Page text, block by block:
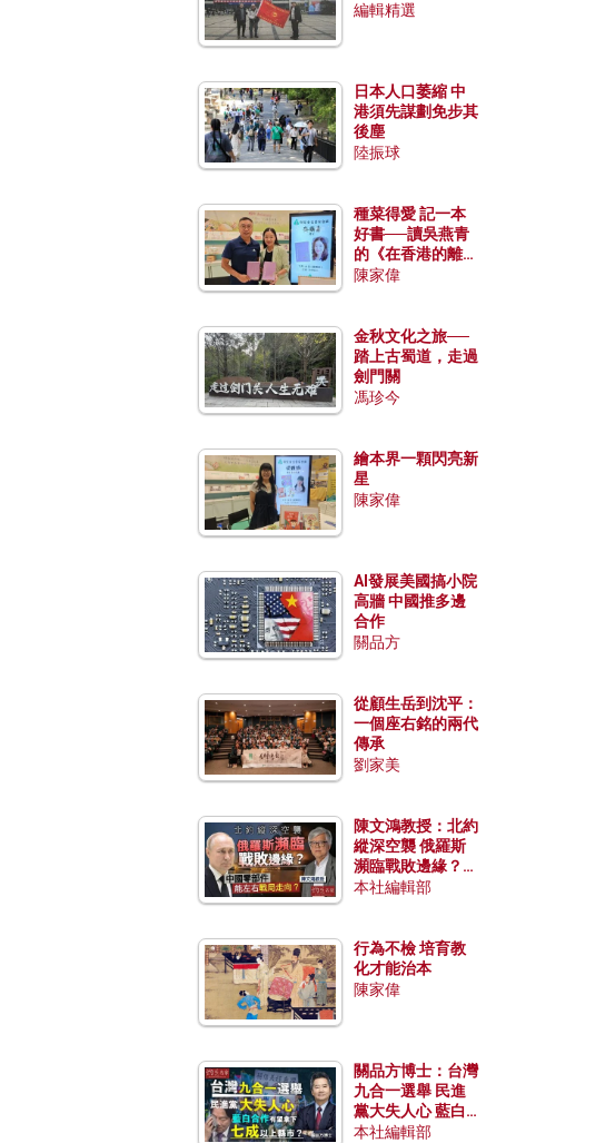
編輯精選
日本人口萎縮 中
港須先謀劃免步其
後塵
陸振球
種菜得愛 記一本
好書──讀吳燕青
的《在香港的離島
種菜》
陳家偉
金秋文化之旅──
踏上古蜀道，走過
劍門關
馮珍今
繪本界一顆閃亮新
星
陳家偉
AI發展美國搞小院
高牆 中國推多邊
合作
關品方
從顧生岳到沈平：
一個座右銘的兩代
傳承
劉家美
陳文鴻教授：北約
縱深空襲 俄羅斯
瀕臨戰敗邊緣？中
國零部件能左右戰
本社編輯部
行為不檢 培育教
化才能治本
陳家偉
關品方博士：台灣
九合一選舉 民進
黨大失人心 藍白
合作有望拿下七成
本社編輯部